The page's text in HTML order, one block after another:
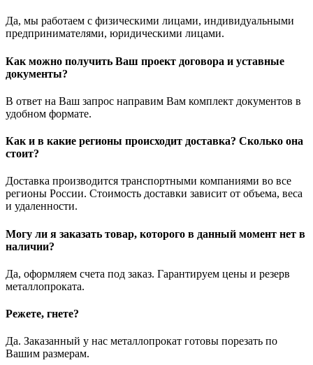
Да, мы работаем с физическими лицами, индивидуальными
предпринимателями, юридическими лицами.
Как можно получить Ваш проект договора и уставные
документы?
В ответ на Ваш запрос направим Вам комплект документов в
удобном формате.
Как и в какие регионы происходит доставка? Сколько она
стоит?
Доставка производится транспортными компаниями во все
регионы России. Стоимость доставки зависит от объема, веса
и удаленности.
Могу ли я заказать товар, которого в данный момент нет в
наличии?
Да, оформляем счета под заказ. Гарантируем цены и резерв
металлопроката.
Режете, гнете?
Да. Заказанный у нас металлопрокат готовы порезать по
Вашим размерам.